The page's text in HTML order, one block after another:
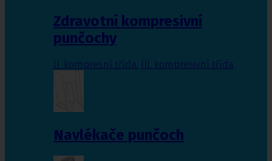
Zdravotní kompresivní
punčochy
II. kompresní třída III. kompresivní třída
Navlékače punčoch